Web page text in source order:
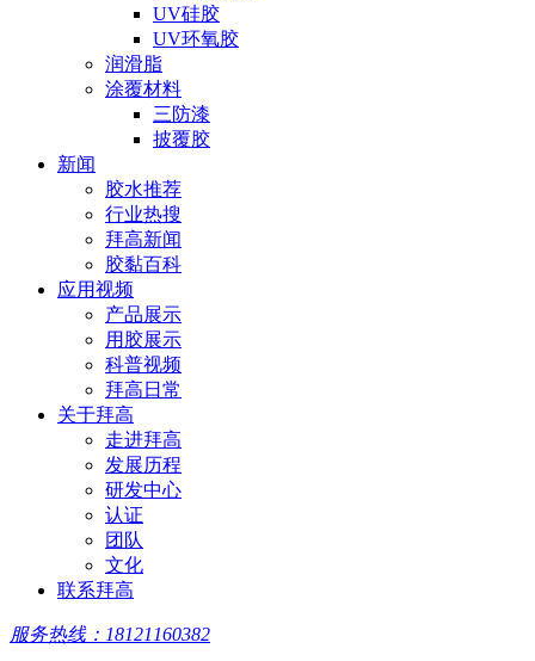
UV硅胶
UV环氧胶
润滑脂
涂覆材料
三防漆
披覆胶
新闻
胶水推荐
行业热搜
拜高新闻
胶黏百科
应用视频
产品展示
用胶展示
科普视频
拜高日常
关于拜高
走进拜高
发展历程
研发中心
认证
团队
文化
联系拜高
服务热线：18121160382